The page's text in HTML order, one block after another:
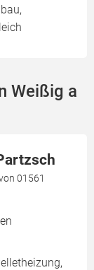
Weißig a
01561